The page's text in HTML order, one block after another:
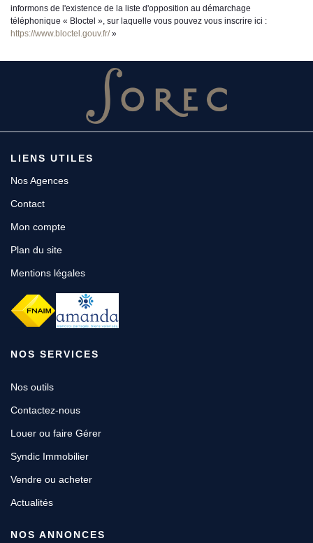
informons de l'existence de la liste d'opposition au démarchage
téléphonique « Bloctel », sur laquelle vous pouvez vous inscrire ici :
https://www.bloctel.gouv.fr/»
LIENS UTILES
Nos Agences
Contact
Mon compte
Plan du site
Mentions légales
NOS SERVICES
Nos outils
Contactez-nous
Louer ou faire Gérer
Syndic Immobilier
Vendre ou acheter
Actualités
NOS ANNONCES